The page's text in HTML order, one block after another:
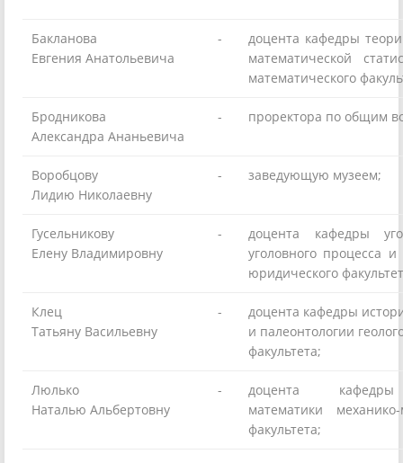
Бакланова
Евгения Анатольевича
-
доцента кафедры
математической
математического
Бродникова
Александра Ананьевича
- проректора по общим
Воробцову
Лидию Николаевну
- заведующую музеем;
Гусельникову
Елену Владимировну
-
доцента кафедры
уголовного процесса
юридического
Клец
Татьяну Васильевну
-
доцента кафедры
и палеонтологии
факультета;
Люлько
Наталью Альбертовну
-
доцента
математики механико-
факультета;